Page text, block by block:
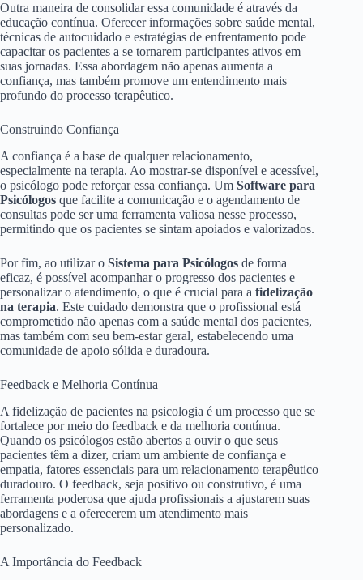
Outra maneira de consolidar essa comunidade é através da
educação contínua. Oferecer informações sobre saúde mental,
técnicas de autocuidado e estratégias de enfrentamento pode
capacitar os pacientes a se tornarem participantes ativos em
suas jornadas. Essa abordagem não apenas aumenta a
confiança, mas também promove um entendimento mais
profundo do processo terapêutico.
Construindo Confiança
A confiança é a base de qualquer relacionamento,
especialmente na terapia. Ao mostrar-se disponível e acessível,
o psicólogo pode reforçar essa confiança. Um Software para
Psicólogos que facilite a comunicação e o agendamento de
consultas pode ser uma ferramenta valiosa nesse processo,
permitindo que os pacientes se sintam apoiados e valorizados.
Por fim, ao utilizar o Sistema para Psicólogos de forma
eficaz, é possível acompanhar o progresso dos pacientes e
personalizar o atendimento, o que é crucial para a fidelização
na terapia. Este cuidado demonstra que o profissional está
comprometido não apenas com a saúde mental dos pacientes,
mas também com seu bem-estar geral, estabelecendo uma
comunidade de apoio sólida e duradoura.
Feedback e Melhoria Contínua
A fidelização de pacientes na psicologia é um processo que se
fortalece por meio do feedback e da melhoria contínua.
Quando os psicólogos estão abertos a ouvir o que seus
pacientes têm a dizer, criam um ambiente de confiança e
empatia, fatores essenciais para um relacionamento terapêutico
duradouro. O feedback, seja positivo ou construtivo, é uma
ferramenta poderosa que ajuda profissionais a ajustarem suas
abordagens e a oferecerem um atendimento mais
personalizado.
A Importância do Feedback